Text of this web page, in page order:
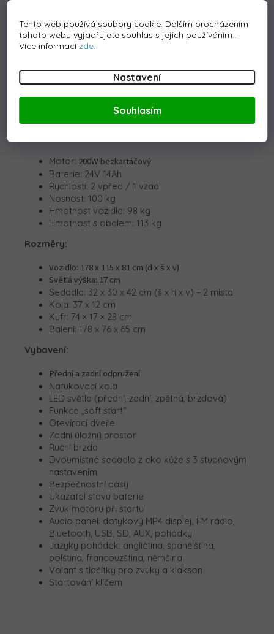
Tento web používá soubory cookie. Dalším procházením
tohoto webu vyjadřujete souhlas s jejich používáním..
Více informací zde
Nastavení
Souhlasím
motoru při startu. Světelné efektyzahrnují LED
světlavpředu, vzadu, světla pro zpátečku a brzdová
světla, ovládaná pomocí samostatného vypínače.
Samozřejmostí je funkce „soft start“ pro
Motor: 200W bezkartáčový
Baterie: 24V 14Ah
Rychlosti: 2 vpřed / 1 vzad
Nosnost: 100 kg
Hmotnost vozidla: 98 kg
Hmotnost s obalem: 113 kg
Rozměry:
Vozidlo: 178 x 115 x 81 cm (d x š x v)
Světlá výška: 17 cm
Sedadla: 32 x 30 x 42 cm (š x h x v) – 2 místa
Kola: 37 x 12 cm
Kufr: 74 × 17 × 28 cm
Balení: 178 x 76 x 65 cm
Vybavení:
Přední a zadní odpružení
Nafukovací kola
LED světla (přední, zadní, zpětná, brzdová)
Funkce „soft start“
Otevírací dveře
Zadní úložný prostor
Ruční brzda
Dvoumístné sedadlo z eko kůže s 3 stupňovým
nastavením
Bezpečnostní pásy
Ukazatel stavu baterie
Zvuk motoru při startu
Audio panel: dotykový MP4 displej, FM rádio,
Bluetooth, USB, SD, AUX, pohádky
Jazyky pohádek: angličtina, španělština,
polština, francouzština, němčina
Volant s tlačítky pro zvuky a klakson
Startování klíčem